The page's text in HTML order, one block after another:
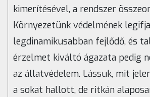
kimerítésével, a rendszer
Környezetünk védelmének
legdinamikusabban fejlődő, és
érzelmet kiváltó ágazata pedig
az állatvédelem. Lássuk, mit
a sokat hallott, de ritkán